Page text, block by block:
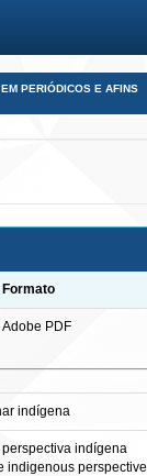
PERIÓDICOS E AFINS
Formato
Adobe PDF
indígena
indígena
indigenous perspective